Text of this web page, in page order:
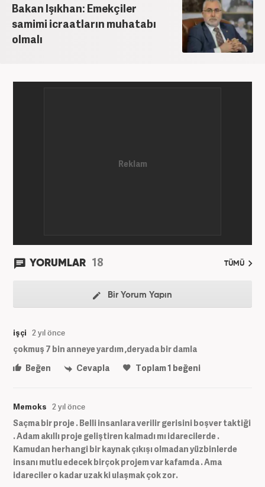
Bakan Işıkhan: Emekçiler
samimi icraatların muhatabı
olmalı
YORUMLAR 18 TÜMÜ
Bir Yorum Yapın
işçi 2 yıl önce
çokmuş 7 bin anneye yardım ,deryada bir damla
Beğen
Cevapla Toplam1 beğeni
Memoks 2 yıl önce
Saçma bir proje . Belli insanlara verilir gerisini boşver taktiği
. Adam akıllı proje geliştiren kalmadı mı idarecilerde .
Kamudan herhangi bir kaynak çıkışı olmadan yüzbinlerde
insanı mutlu edecek birçok projem var kafamda . Ama
idareciler o kadar uzak ki ulaşmak çok zor.